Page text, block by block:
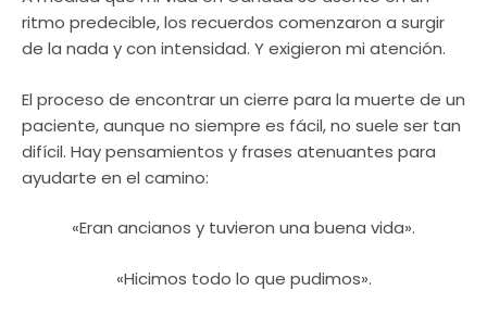
ritmo predecible, los recuerdos comenzaron a surgir
de la nada y con intensidad. Y exigieron mi atención.
El proceso de encontrar un cierre para la muerte de un
paciente, aunque no siempre es fácil, no suele ser tan
difícil. Hay pensamientos y frases atenuantes para
ayudarte en el camino:
«Eran ancianos y tuvieron una buena vida».
«Hicimos todo lo que pudimos».